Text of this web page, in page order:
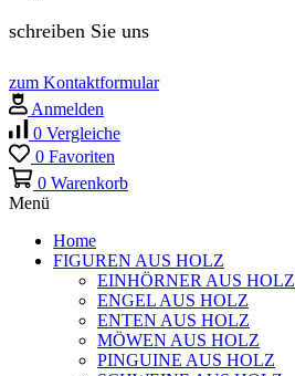
schreiben Sie uns
zum Kontaktformular
Anmelden
0 Vergleiche
0 Favoriten
0 Warenkorb
Menü
Home
FIGUREN AUS HOLZ
EINHÖRNER AUS HOLZ
ENGEL AUS HOLZ
ENTEN AUS HOLZ
MÖWEN AUS HOLZ
PINGUINE AUS HOLZ